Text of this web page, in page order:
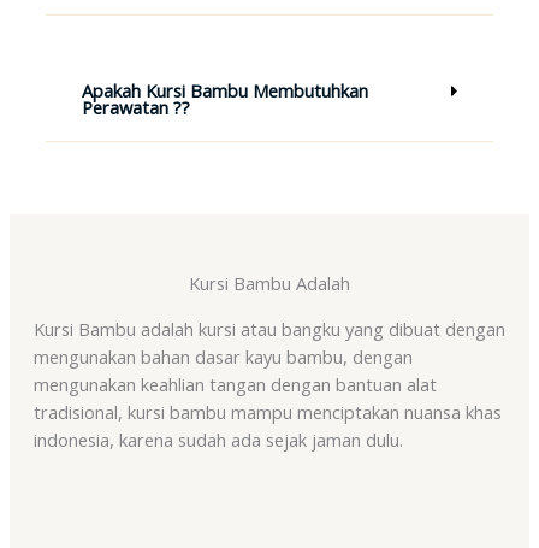
Apakah Kursi Bambu Membutuhkan
Perawatan ??
Kursi Bambu Adalah
Kursi Bambu adalah kursi atau bangku yang dibuat dengan
mengunakan bahan dasar kayu bambu, dengan
mengunakan keahlian tangan dengan bantuan alat
tradisional, kursi bambu mampu menciptakan nuansa khas
indonesia, karena sudah ada sejak jaman dulu.